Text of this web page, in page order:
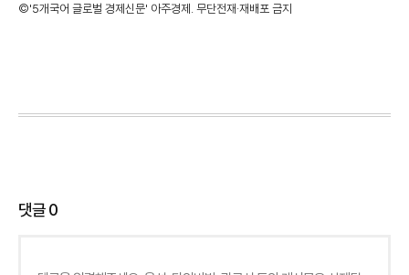
©'5개국어 글로벌 경제신문' 아주경제. 무단전재·재배포 금지
댓글0